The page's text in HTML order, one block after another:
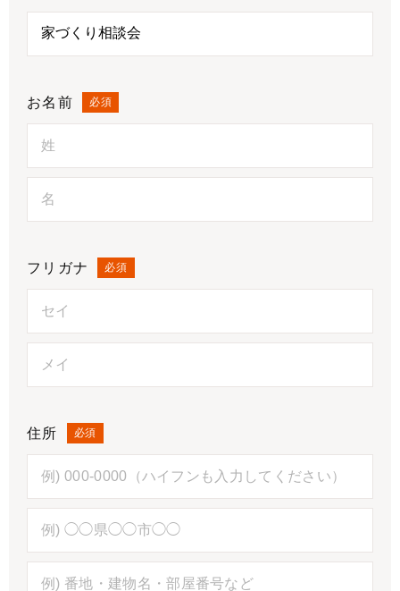
お名前 必須
フリガナ 必須
住所 必須